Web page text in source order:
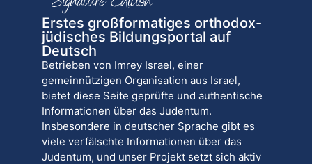
Erstes großformatiges orthodox-
jüdisches Bildungsportal auf
Deutsch
Betrieben von Imrey Israel, einer
gemeinnützigen Organisation aus Israel,
bietet diese Seite geprüfte und authentische
Informationen über das Judentum.
Insbesondere in deutscher Sprache gibt es
viele verfälschte Informationen über das
Judentum, und unser Projekt setzt sich aktiv